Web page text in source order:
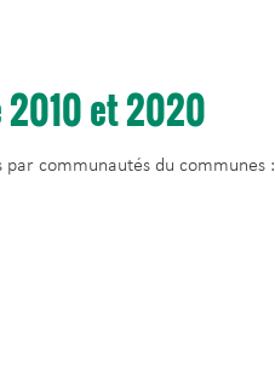
et 2020
par communautés du communes :